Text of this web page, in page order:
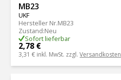
MB23
UKF
Hersteller Nr.MB23
Zustand:Neu
Sofort lieferbar
2,78 €
3,31 € inkl. MwSt. zzgl.Versandkosten